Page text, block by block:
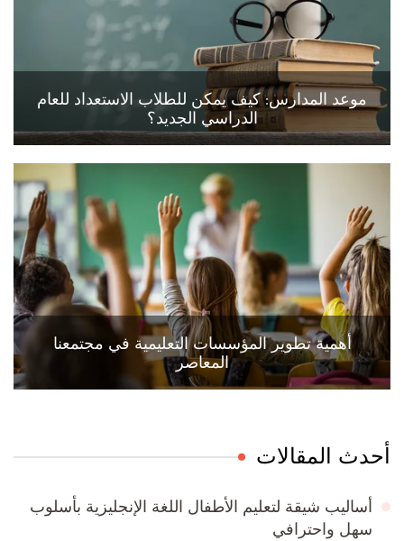
موعد المدارس: كيف يمكن للطلاب الاستعداد للعام
الدراسي الجديد؟
أهمية تطوير المؤسسات التعليمية في مجتمعنا
المعاصر
أحدث المقالات
أساليب شيقة لتعليم الأطفال اللغة الإنجليزية بأسلوب
سهل واحترافي